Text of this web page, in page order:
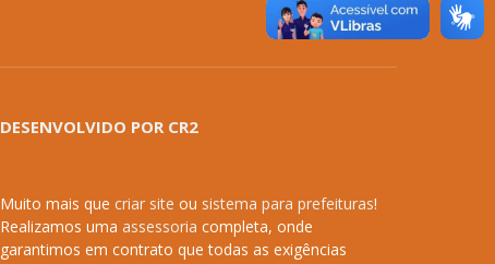
DESENVOLVIDO POR CR2
Muito mais que criar site ou sistema para prefeituras!
Realizamos uma assessoria completa, onde
garantimos em contrato que todas as exigências